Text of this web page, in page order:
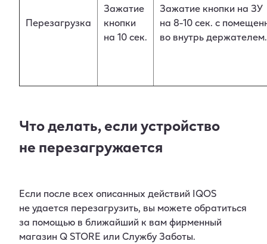
Перезагрузка
Зажатие
кнопки
на 10 сек.
Зажатие кнопки на ЗУ
на 8-10 сек. с
во внутрь держателем.
Что делать, если устройство
не перезагружается
Если после всех описанных действий IQOS
не удается перезагрузить, вы можете обратиться
за помощью в ближайший к вам фирменный
магазин Q STORE или Службу Заботы.